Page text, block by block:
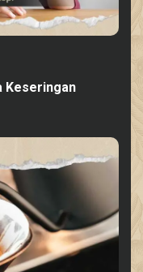
Keseringan